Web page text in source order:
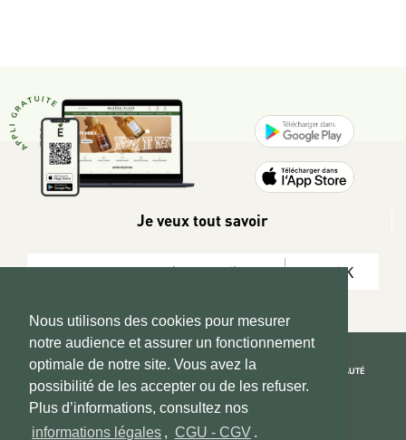
Nous utilisons des cookies pour mesurer
notre audience et assurer un fonctionnement
optimale de notre site. Vous avez la
possibilité de les accepter ou de les refuser.
Plus d’informations, consultez nos
informations légales , CGU - CGV .
Je veux tout savoir
OK
REJOIGNEZ LA COMMUNAUTÉ